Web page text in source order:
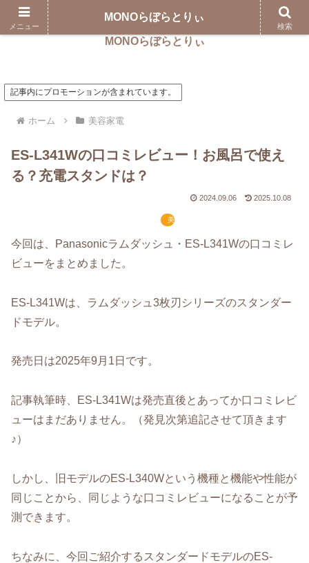
MONOらぼらとりぃ
記事内にプロモーションが含まれています。
ホーム 美容家電
ES-L341Wの口コミレビュー！お風呂で使え
る？充電スタンドは？
2024.09.06 2025.10.08
美容家電
今回は、Panasonicラムダッシュ・ES-L341Wの口コミレ
ビューをまとめました。
ES-L341Wは、ラムダッシュ3枚刃シリーズのスタンダー
ドモデル。
発売日は2025年9月1日です。
記事執筆時、ES-L341Wは発売直後とあってか口コミレビ
ューはまだありません。（発見次第追記させて頂きます
♪）
しかし、旧モデルのES-L340Wという機種と機能や性能が
同じことから、同じような口コミレビューになることが予
測できます。
ちなみに、今回ご紹介するスタンダードモデルのES-
メニュー
MONOらぼらとりぃ
検索